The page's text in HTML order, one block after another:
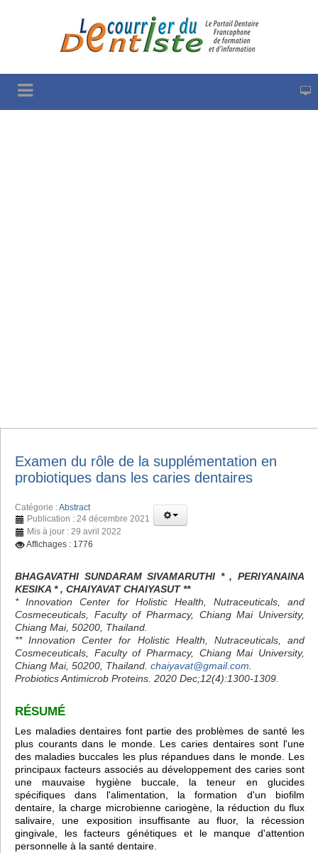
Examen du rôle de la supplémentation en
probiotiques dans les caries dentaires
Catégorie :Abstract
Publication : 24 décembre 2021
Mis à jour : 29 avril 2022
Affichages : 1776
BHAGAVATHI SUNDARAM SIVAMARUTHI * , PERIYANAINA
KESIKA * , CHAIYAVAT CHAIYASUT **
* Innovation Center for Holistic Health, Nutraceuticals, and
Cosmeceuticals, Faculty of Pharmacy, Chiang Mai University,
Chiang Mai, 50200, Thailand.
** Innovation Center for Holistic Health, Nutraceuticals, and
Cosmeceuticals, Faculty of Pharmacy, Chiang Mai University,
Chiang Mai, 50200, Thailand. chaiyavat@gmail.com
Probiotics Antimicrob Proteins. 2020 Dec;12(4):1300-1309.
RÉSUMÉ
Les maladies dentaires font partie des problèmes de santé les
plus courants dans le monde. Les caries dentaires sont l'une
des maladies buccales les plus répandues dans le monde. Les
principaux facteurs associés au développement des caries sont
une mauvaise hygiène buccale, la teneur en glucides
spécifiques dans l'alimentation, la formation d'un biofilm
dentaire, la charge microbienne cariogène, la réduction du flux
salivaire, une exposition insuffisante au fluor, la récession
gingivale, les facteurs génétiques et le manque d'attention
personnelle à la santé dentaire.